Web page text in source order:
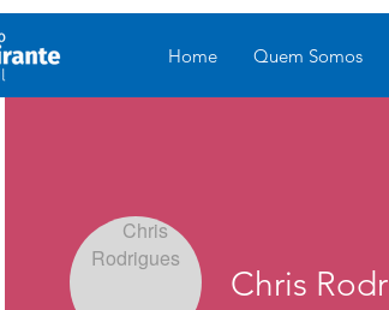
Home Quem Somos
Chris